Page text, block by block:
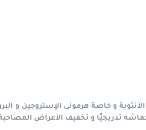
و خاصة هرمونى الإستروجين و
تدريجيًا و تخفيف الأعراض